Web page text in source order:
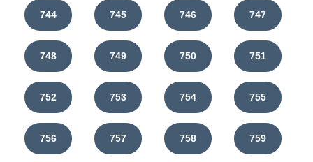
744 745 746 747
748 749 750 751
752 753 754 755
756 757 758 759